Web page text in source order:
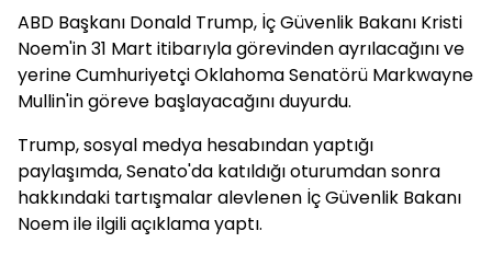
ABD Başkanı Donald Trump, İç Güvenlik Bakanı Kristi
Noem'in 31 Mart itibarıyla görevinden ayrılacağını ve
yerine Cumhuriyetçi Oklahoma Senatörü Markwayne
Mullin'in göreve başlayacağını duyurdu.
Trump, sosyal medya hesabından yaptığı
paylaşımda, Senato'da katıldığı oturumdan sonra
hakkındaki tartışmalar alevlenen İç Güvenlik Bakanı
Noem ile ilgili açıklama yaptı.